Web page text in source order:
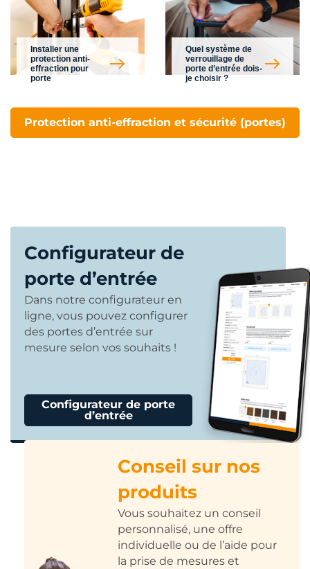
Installer une
protection anti-
effraction pour
porte
Quel système de
verrouillage de
porte d’entrée dois-
je choisir ?
Protection anti-effraction et sécurité (portes)
Configurateur de
porte d’entrée
Dans notre configurateur en
ligne, vous pouvez configurer
des portes d’entrée sur
mesure selon vos souhaits !
Configurateur de porte
d’entrée
Conseil sur nos
produits
Vous souhaitez un conseil
personnalisé, une offre
individuelle ou de l’aide pour
la prise de mesures et